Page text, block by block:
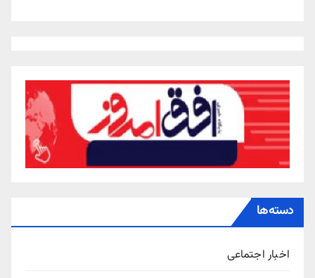
دسته‌ها
اخبار اجتماعی